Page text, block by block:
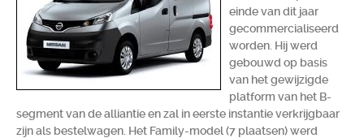
Zoeken
einde van dit jaar
gecommercialiseerd
worden. Hij werd
gebouwd op basis
van het gewijzigde
platform van het B-
segment van de alliantie en zal in eerste instantie verkrijgbaar
zijn als bestelwagen. Het Family-model (7 plaatsen) werd